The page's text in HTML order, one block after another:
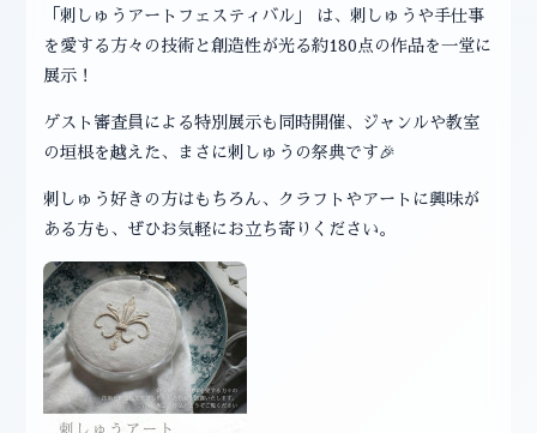
「刺しゅうアートフェスティバル」 は、刺しゅうや手仕事
を愛する方々の技術と創造性が光る約180点の作品を一堂に
展示！
ゲスト審査員による特別展示も同時開催、ジャンルや教室
の垣根を越えた、まさに刺しゅうの祭典です🎉
刺しゅう好きの方はもちろん、クラフトやアートに興味が
ある方も、ぜひお気軽にお立ち寄りください。